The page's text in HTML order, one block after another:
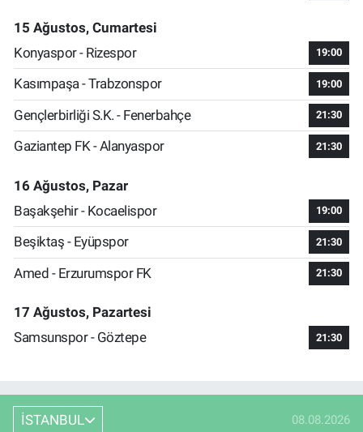
15 Ağustos, Cumartesi
Konyaspor - Rizespor
19:00
Kasımpaşa - Trabzonspor 19:00
Gençlerbirliği S.K. - Fenerbahçe 21:30
Gaziantep FK - Alanyaspor 21:30
16 Ağustos, Pazar
Başakşehir - Kocaelispor
19:00
Beşiktaş - Eyüpspor 21:30
Amed - Erzurumspor FK 21:30
17 Ağustos, Pazartesi
Samsunspor - Göztepe
21:30
İSTANBUL 08.08.2026